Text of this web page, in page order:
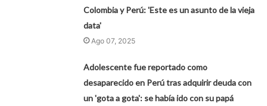
Colombia y Perú: 'Este es un asunto de la vieja
data'
Ago 07, 2025
Adolescente fue reportado como
desaparecido en Perú tras adquirir deuda con
un 'gota a gota': se había ido con su papá